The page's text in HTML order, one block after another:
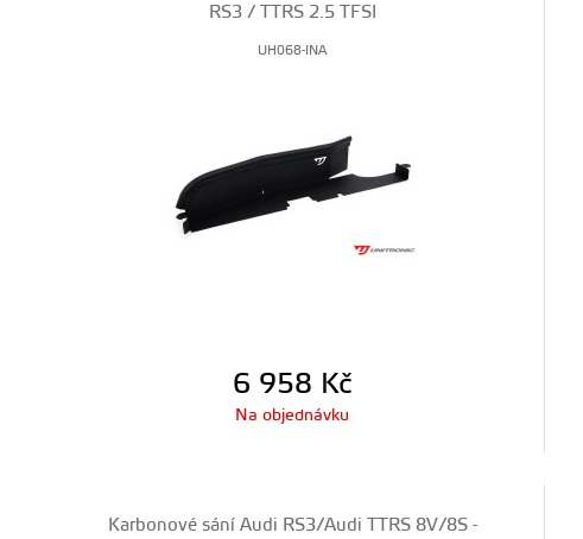
RS3 / TTRS 2.5 TFSI
UH068-INA
6 958 Kč
Na objednávku
Karbonové sání Audi RS3/Audi TTRS 8V/8S -